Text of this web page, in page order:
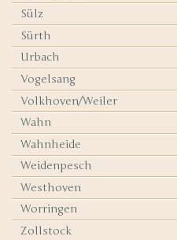
Sülz
Sürth
Urbach
Vogelsang
Volkhoven/Weiler
Wahn
Wahnheide
Weidenpesch
Westhoven
Worringen
Zollstock